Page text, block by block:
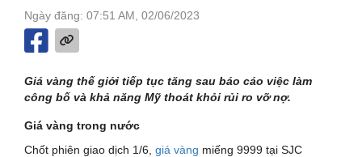
Ngày đăng: 07:51 AM, 02/06/2023
Giá vàng thế giới tiếp tục tăng sau báo cáo việc làm
công bố và khả năng Mỹ thoát khỏi rủi ro vỡ nợ.
Giá vàng trong nước
Chốt phiên giao dịch 1/6, giá vàng miếng 9999 tại SJC